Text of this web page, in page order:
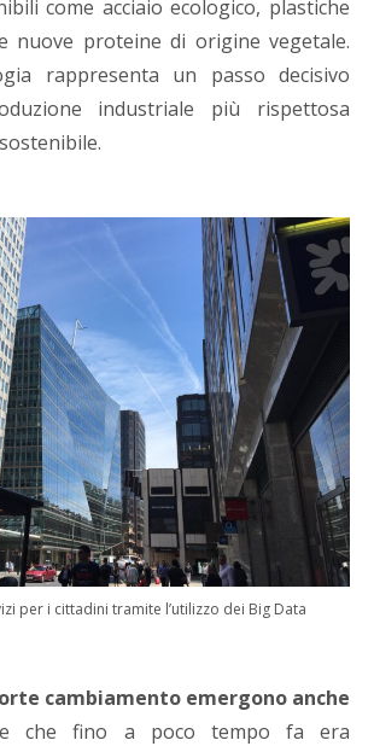
come acciaio ecologico, plastiche
nuove proteine di origine vegetale.
rappresenta un passo decisivo
industriale più rispettosa
per i cittadini tramite l’utilizzo dei Big Data
cambiamento emergono anche
che fino a poco tempo fa era